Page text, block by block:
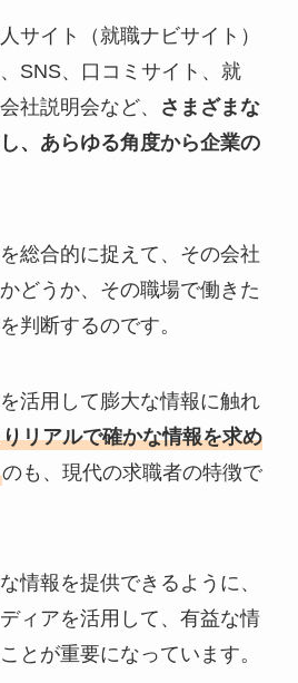
サイト（就職ナビサイト）
SNS、口コミサイト、就
社説明会など、
さまざまな
、あらゆる角度から企業の
総合的に捉えて、その会社
どうか、その職場で働きた
判断するのです。
活用して膨大な情報に触れ
リアルで確かな情報を求め
のも、現代の求職者の特徴で
情報を提供できるように、
ィアを活用して、有益な情
とが重要になっています。